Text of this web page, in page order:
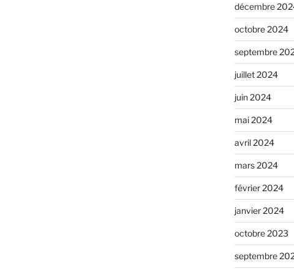
décembre
octobre 2024
septembre
juillet 2024
juin 2024
mai 2024
avril 2024
mars 2024
février 2024
janvier 2024
octobre 2023
septembre